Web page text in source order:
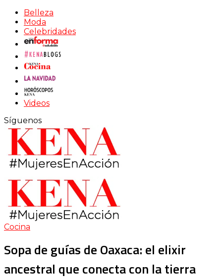
Belleza
Moda
Celebridades
Videos
Síguenos
Cocina
Sopa de guías de Oaxaca: el elixir
ancestral que conecta con la tierra